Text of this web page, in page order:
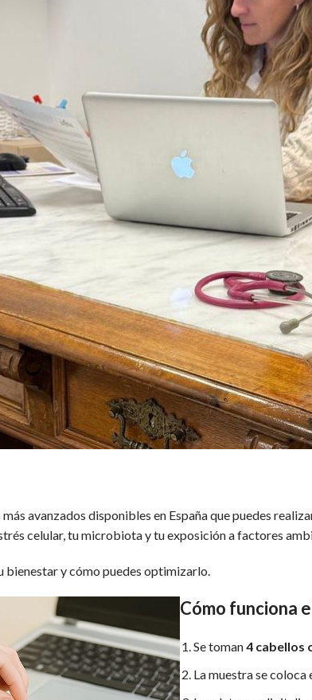
avanzados disponibles en España que puedes
celular, tu microbiota y tu exposición a factores
bienestar y cómo puedes optimizarlo.
Cómo funciona
Se toman4 cabellos
La muestra se coloca